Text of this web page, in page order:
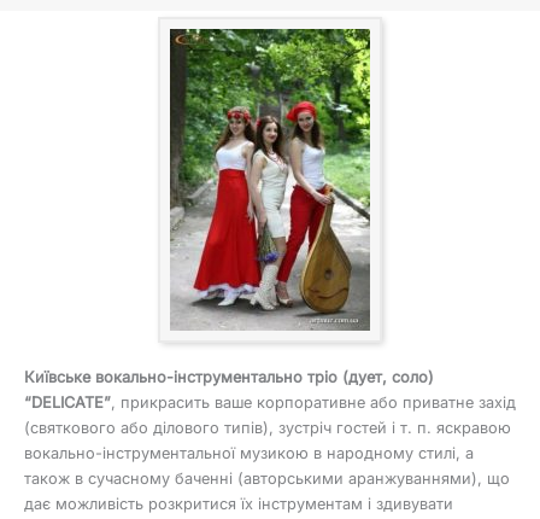
Київське вокально-інструментально тріо (дует, соло)
“DELICATE”, прикрасить ваше корпоративне або приватне захід
(святкового або ділового типів), зустріч гостей і т. п. яскравою
вокально-інструментальної музикою в народному стилі, а
також в сучасному баченні (авторськими аранжуваннями), що
дає можливість розкритися їх інструментам і здивувати